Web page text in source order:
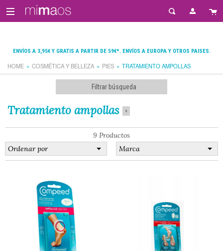
ENVÍOS A 3,95€ Y GRATIS A PARTIR DE 59€*. ENVÍOS A EUROPA Y OTROS PAISES.
HOME COSMÉTICA Y BELLEZA PIES TRATAMIENTO AMPOLLAS
Filtrar búsqueda
Tratamiento ampollas +
9 Productos